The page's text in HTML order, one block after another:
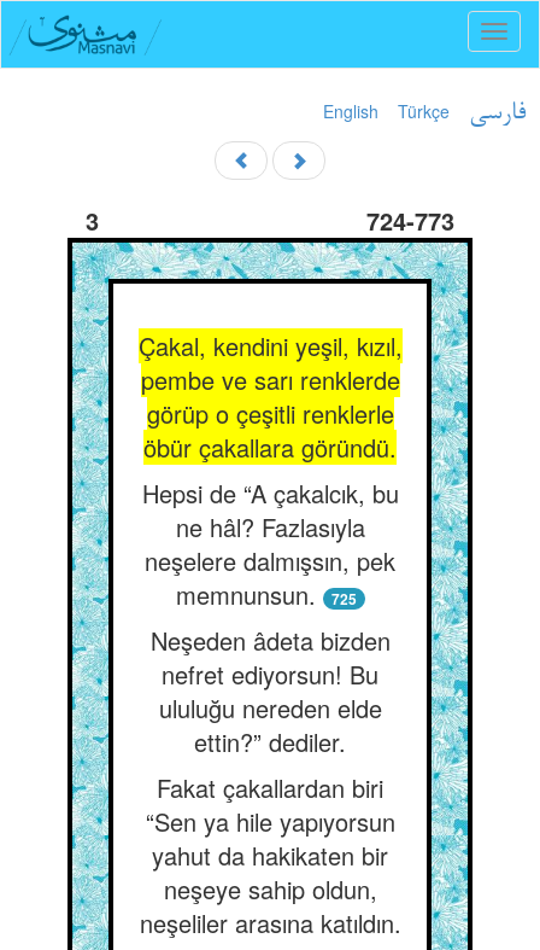
English Türkçe فارسی
3 724-773
Çakal, kendini yeşil, kızıl,
pembe ve sarı renklerde
görüp o çeşitli renklerle
öbür çakallara göründü.
Hepsi de “A çakalcık, bu
ne hâl? Fazlasıyla
neşelere dalmışsın, pek
memnunsun.
725
Neşeden âdeta bizden
nefret ediyorsun! Bu
ululuğu nereden elde
ettin?” dediler.
Fakat çakallardan biri
“Sen ya hile yapıyorsun
yahut da hakikaten bir
neşeye sahip oldun,
neşeliler arasına katıldın.